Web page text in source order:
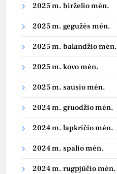
2025 m. birželio mėn.
2025 m. gegužės mėn.
2025 m. balandžio mėn.
2025 m. kovo mėn.
2025 m. sausio mėn.
2024 m. gruodžio mėn.
2024 m. lapkričio mėn.
2024 m. spalio mėn.
2024 m. rugpjūčio mėn.